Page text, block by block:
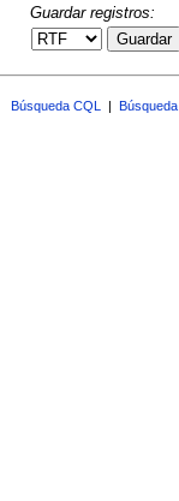
Guardar registros:
Guardar
Búsqueda CQL